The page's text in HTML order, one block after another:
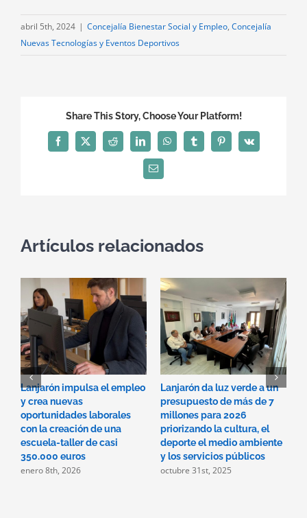
abril 5th, 2024 | Concejalía Bienestar Social y Empleo, Concejalía
Nuevas Tecnologías y Eventos Deportivos
Share This Story, Choose Your Platform!
Facebook
X Reddit LinkedInWhatsAppTumblrPinterest
Vk
Correo
electrónico
Artículos relacionados
Lanjarón impulsa el empleo
y crea nuevas
oportunidades laborales
con la creación de una
escuela-taller de casi
350.000 euros
enero 8th, 2026
Lanjarón da luz verde a un
presupuesto de más de 7
millones para 2026
priorizando la cultura, el
deporte el medio ambiente
y los servicios públicos
octubre 31st, 2025